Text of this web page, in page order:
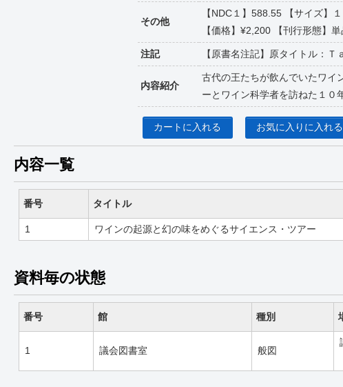
その他
【NDC１】588.55 【サイズ】
【価格】¥2,200 【刊行形態】
注記 【原書名注記】原タイトル：
内容紹介
古代の王たちが飲んでいたワ
ーとワイン科学者を訪ねた１０
カートに入れる お気に入りに入れる
内容一覧
番号 タイトル
1 ワインの起源と幻の味をめぐるサイエンス・ツアー
資料毎の状態
番号 館 種別
1 議会図書室 般図